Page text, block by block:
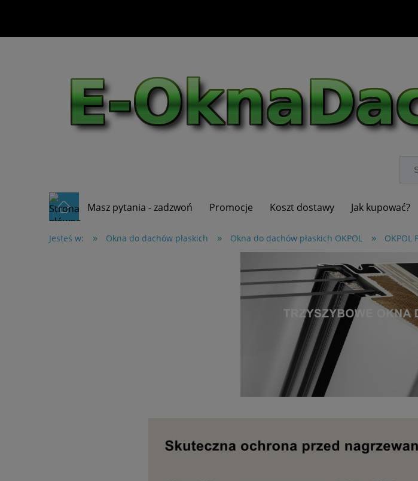
Masz pytania - zadzwoń Promocje Koszt dostawy Jak kupować?
Jesteś w: » Okna do dachów płaskich » Okna do dachów płaskich OKPOL » OKPOL